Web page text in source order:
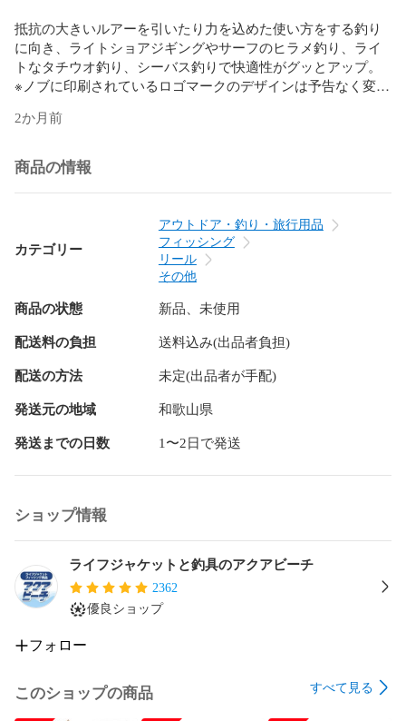
抵抗の大きいルアーを引いたり力を込めた使い方をする釣り
に向き、ライトショアジギングやサーフのヒラメ釣り、ライ
トなタチウオ釣り、シーバス釣りで快適性がグッとアップ。
※ノブに印刷されているロゴマークのデザインは予告なく変更
いたします。
■品番：EA38BKGD
■カラー：ブラック＆ゴールド
■サイズ：直径38mm
■材質：EVA
■付属品：ベアリング 2個、ブッシング 1個、調整ワッシャー
■対応機種
●18 17 16 ナスキー
●18 17 サハラ 1000 - 5000
●12 カーディフ CI4+ 2000
●13 コンプレックス CI4+ 2500
●アリオ 2500 - 4000
2か月前
商品の情報
カテゴリー
アウトドア・釣り・旅行用品
フィッシング
リール
その他
商品の状態 新品、未使用
配送料の負担 送料込み(出品者負担)
配送の方法 未定(出品者が手配)
発送元の地域 和歌山県
発送までの日数 1〜2日で発送
ショップ情報
ライフジャケットと釣具のアクアビーチ
2362
優良ショップ
フォロー
このショップの商品 すべて見る